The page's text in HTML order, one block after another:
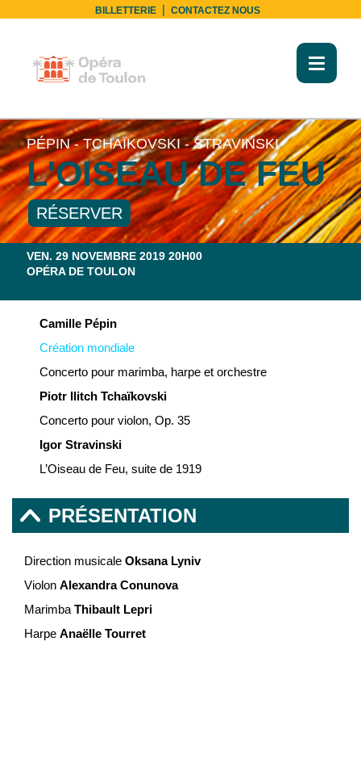
BILLETTERIE CONTACTEZ NOUS
PÉPIN - TCHAÏKOVSKI - STRAVINSKI
L'OISEAU DE FEU
RÉSERVER
VEN. 29 NOVEMBRE 2019 20H00
OPÉRA DE TOULON
Camille Pépin
Création mondiale
Concerto pour marimba, harpe et orchestre
Piotr Ilitch Tchaïkovski
Concerto pour violon, Op. 35
Igor Stravinski
L’Oiseau de Feu, suite de 1919
PRÉSENTATION
Direction musicale Oksana Lyniv
Violon Alexandra Conunova
Marimba Thibault Lepri
Harpe Anaëlle Tourret